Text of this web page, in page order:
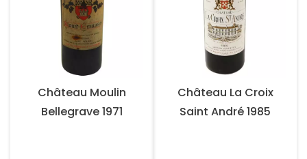
Château Moulin
Bellegrave 1971
Château La Croix
Saint André 1985